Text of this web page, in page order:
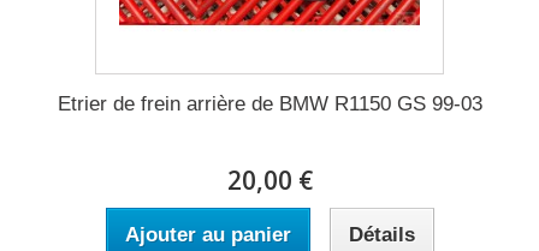
Etrier de frein arrière de BMW R1150 GS 99-03
20,00 €
Ajouter au panier Détails